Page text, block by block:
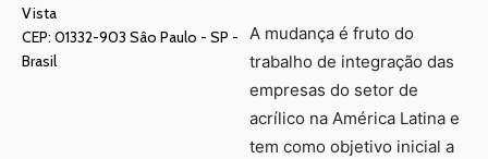
Vista
CEP: 01332-903 Sâo Paulo - SP -
Brasil
A mudança é fruto do
trabalho de integração das
empresas do setor de
acrílico na América Latina e
tem como objetivo inicial a